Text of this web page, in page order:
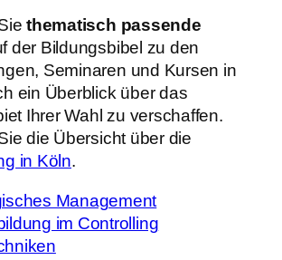
thematisch passende
der Bildungsbibel zu den
Seminaren und Kursen in
ein Überblick über das
Ihrer Wahl zu verschaffen.
die Übersicht über die
in Köln.
Management
im Controlling